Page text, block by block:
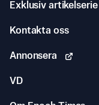
Exklusiv artikelserie
Kontakta oss
Annonsera
VD